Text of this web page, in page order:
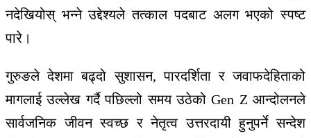
नदेखियोस् भन्ने उद्देश्यले तत्काल पदबाट अलग भएको स्पष्ट
पारे।
गुरुङले देशमा बढ्दो सुशासन, पारदर्शिता र जवाफदेहिताको
मागलाई उल्लेख गर्दै पछिल्लो समय उठेको Gen Z आन्दोलनले
सार्वजनिक जीवन स्वच्छ र नेतृत्व उत्तरदायी हुनुपर्ने सन्देश